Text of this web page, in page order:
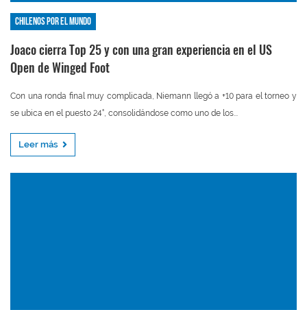
Chilenos por el mundo
Joaco cierra Top 25 y con una gran experiencia en el US
Open de Winged Foot
Con una ronda final muy complicada, Niemann llegó a +10 para el torneo y
se ubica en el puesto 24°, consolidándose como uno de los...
Leer más